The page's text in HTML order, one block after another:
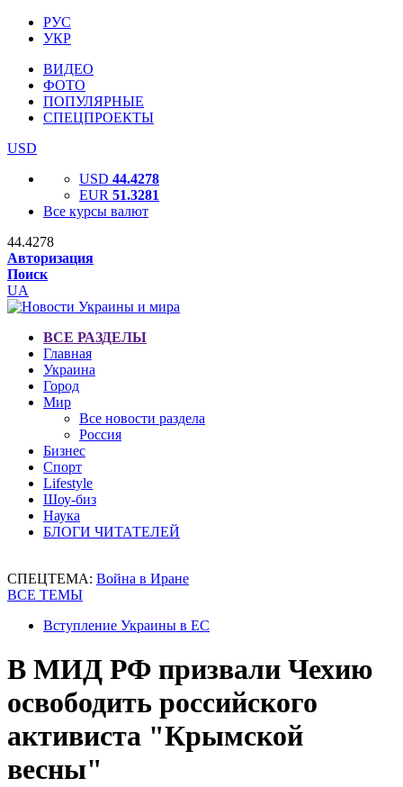
РУС
УКР
ВИДЕО
ФОТО
ПОПУЛЯРНЫЕ
СПЕЦПРОЕКТЫ
USD
USD 44.4278
EUR 51.3281
Все курсы валют
44.4278
Авторизация
Поиск
UA
ВСЕ РАЗДЕЛЫ
Главная
Украина
Город
Мир
Все новости раздела
Россия
Бизнес
Спорт
Lifestyle
Шоу-биз
Наука
БЛОГИ ЧИТАТЕЛЕЙ
СПЕЦТЕМА: Война в Иране
ВСЕ ТЕМЫ
Вступление Украины в ЕС
В МИД РФ призвали Чехию
освободить российского
активиста "Крымской
весны"